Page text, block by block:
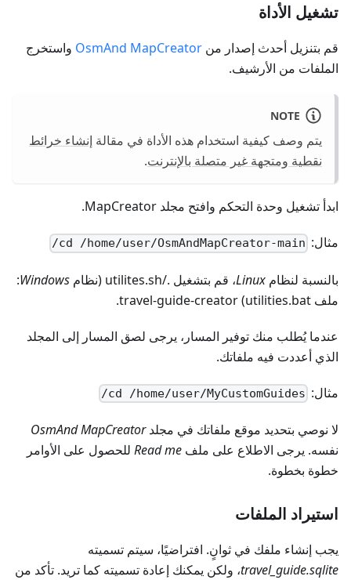
تشغيل الأداة
قم بتنزيل أحدث إصدار من OsmAnd MapCreator واستخرج
الملفات من الأرشيف.
NOTE
يتم وصف كيفية استخدام هذه الأداة في مقالة إنشاء خرائط
نقطية ومتجهة غير متصلة بالإنترنت.
ابدأ تشغيل وحدة التحكم وافتح مجلد MapCreator.
مثال: cd /home/user/OsmAndMapCreator-main/
بالنسبة لنظام Linux، قم بتشغيل ./utilites.sh (نظام Windows
:
ملف utilities.bat) travel-guide-creator.
عندما يُطلب منك توفير المسار، يرجى لصق المسار إلى المجلد
الذي أعددت فيه ملفاتك.
مثال: cd /home/user/MyCustomGuides/
لا نوصي بتحديد موقع ملفاتك في مجلدOsmAnd MapCreator
نفسه. يرجى الاطلاع على ملف Read me للحصول على الأوامر
خطوة بخطوة.
استيراد الملفات
يجب إنشاء ملفك في ثوانٍ. افتراضيًا، سيتم تسميته
travel_guide.sqlite، ولكن يمكنك إعادة تسميته كما تريد. تأكد من